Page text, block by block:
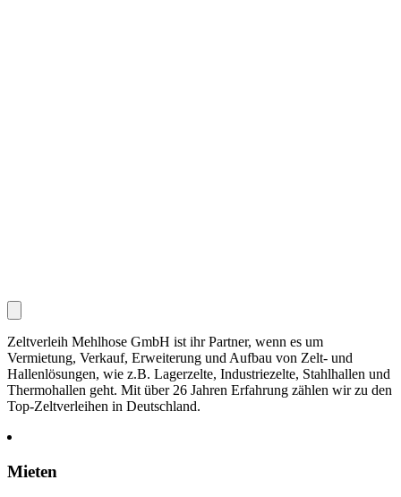
Zeltverleih Mehlhose GmbH ist ihr Partner, wenn es um
Vermietung, Verkauf, Erweiterung und Aufbau von Zelt- und
Hallenlösungen, wie z.B. Lagerzelte, Industriezelte, Stahlhallen und
Thermohallen geht. Mit über 26 Jahren Erfahrung zählen wir zu den
Top-Zeltverleihen in Deutschland.
Mieten